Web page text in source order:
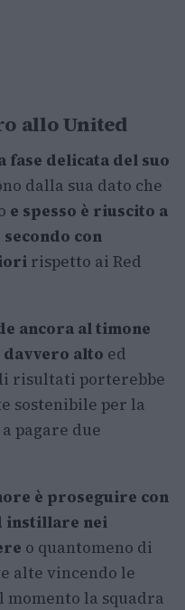
allo United
fase delicata del suo
dalla sua dato che
e spesso è riuscito a
con
rispetto ai Red
ancora al timone
davvero alto ed
risultati porterebbe
sostenibile per la
pagare due
è proseguire con
instillare nei
o quantomeno di
alte vincendo le
la squadra